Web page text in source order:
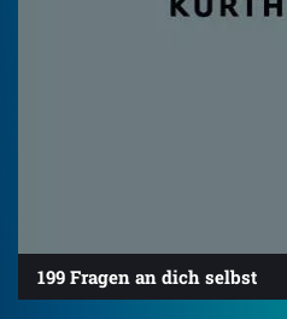
199 Fragen an dich selbst